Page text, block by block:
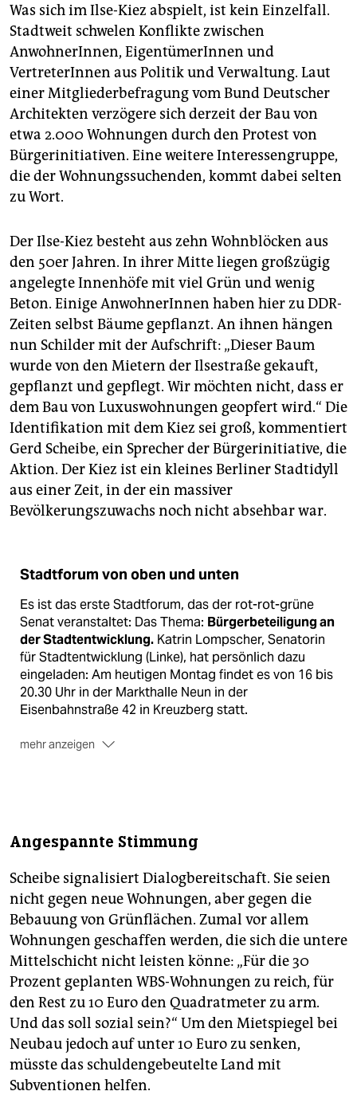
Was sich im Ilse-Kiez abspielt, ist kein Einzelfall.
Stadtweit schwelen Konflikte zwischen
AnwohnerInnen, EigentümerInnen und
VertreterInnen aus Politik und Verwaltung. Laut
einer Mitgliederbefragung vom Bund Deutscher
Architekten verzögere sich derzeit der Bau von
etwa 2.000 Wohnungen durch den Protest von
Bürgerinitiativen. Eine weitere Interessengruppe,
die der Wohnungssuchenden, kommt dabei selten
zu Wort.
Der Ilse-Kiez besteht aus zehn Wohnblöcken aus
den 50er Jahren. In ihrer Mitte liegen großzügig
angelegte Innenhöfe mit viel Grün und wenig
Beton. Einige AnwohnerInnen haben hier zu DDR-
Zeiten selbst Bäume gepflanzt. An ihnen hängen
nun Schilder mit der Aufschrift: „Dieser Baum
wurde von den Mietern der Ilsestraße gekauft,
gepflanzt und gepflegt. Wir möchten nicht, dass er
dem Bau von Luxuswohnungen geopfert wird.“ Die
Identifikation mit dem Kiez sei groß, kommentiert
Gerd Scheibe, ein Sprecher der Bürgerinitiative, die
Aktion. Der Kiez ist ein kleines Berliner Stadtidyll
aus einer Zeit, in der ein massiver
Bevölkerungszuwachs noch nicht absehbar war.
Stadtforum von oben und unten
Es ist das erste Stadtforum, das der rot-rot-grüne
Senat veranstaltet: Das Thema: Bürgerbeteiligung an
der Stadtentwicklung. Katrin Lompscher, Senatorin
für Stadtentwicklung (Linke), hat persönlich dazu
eingeladen: Am heutigen Montag findet es von 16 bis
20.30 Uhr in der Markt­halle Neun in der
Eisenbahnstraße 42 in Kreuzberg statt.
mehr anzeigen
den Teilnehmenden. Die Stadt wachse rasant, überall
werde gebaut und diskutiert, „wir wollen die
die Senatorin im Vorfeld. „Berlin ist bunt und vielfältig,
das soll sich auch in der Bürgerbeteiligung
widerspiegeln.“
Der InitiativenkreisStadtforum von Untenruft mit
einer eigenen Einladung ab 16 Uhr zur Teilnahme am
Forum auf. Es handele sich nicht um eine
Konkurrenzveranstaltung, heißt es. Man wolle das
offizielle Stadtforum aber dazu nutzen, in einer
offenen Versammlung das Unsichtbare sichtbar zu
machen und einen ersten Überblick und Ausblick zur
beteiligenden Stadtentwicklung zu erarbeiten.
Angespannte Stimmung
Scheibe signalisiert Dialogbereitschaft. Sie seien
nicht gegen neue Wohnungen, aber gegen die
Bebauung von Grünflächen. Zumal vor allem
Wohnungen geschaffen werden, die sich die untere
Mittelschicht nicht leisten könne: „Für die 30
Prozent geplanten WBS-Wohnungen zu reich, für
den Rest zu 10 Euro den Quadratmeter zu arm.
Und das soll sozial sein?“ Um den Mietspiegel bei
Neubau jedoch auf unter 10 Euro zu senken,
müsste das schuldengebeutelte Land mit
Subventionen helfen.